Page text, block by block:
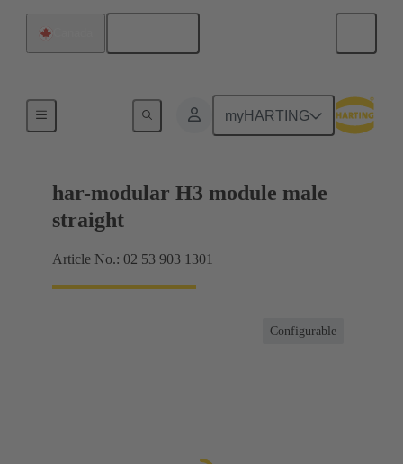
myHARTING
har-modular H3 module male
straight
Article No.: 02 53 903 1301
Configurable